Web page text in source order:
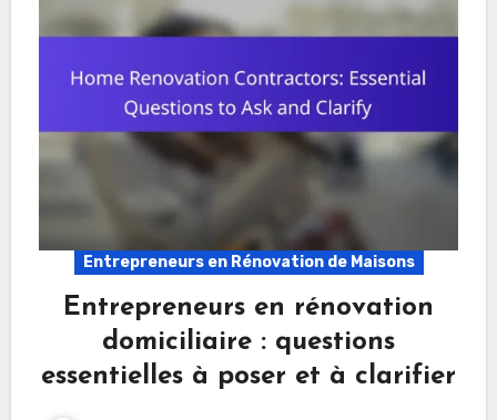
Entrepreneurs en Rénovation de Maisons
Entrepreneurs en rénovation
domiciliaire : questions
essentielles à poser et à clarifier